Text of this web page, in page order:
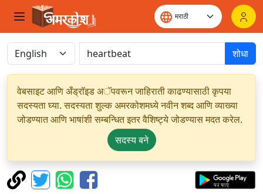
शोधा
वेबसाइट आणि अँड्रॉइड अॅपवरून जाहिराती काढण्यासाठी कृपया
सदस्यता घ्या. सदस्यता शुल्क अमरकोशमध्ये नवीन शब्द आणि व्याख्या
जोडण्यात आणि भाषांशी सम्बन्धित इतर वैशिष्ट्ये जोडण्यास मदत करेल.
सदस्य बने